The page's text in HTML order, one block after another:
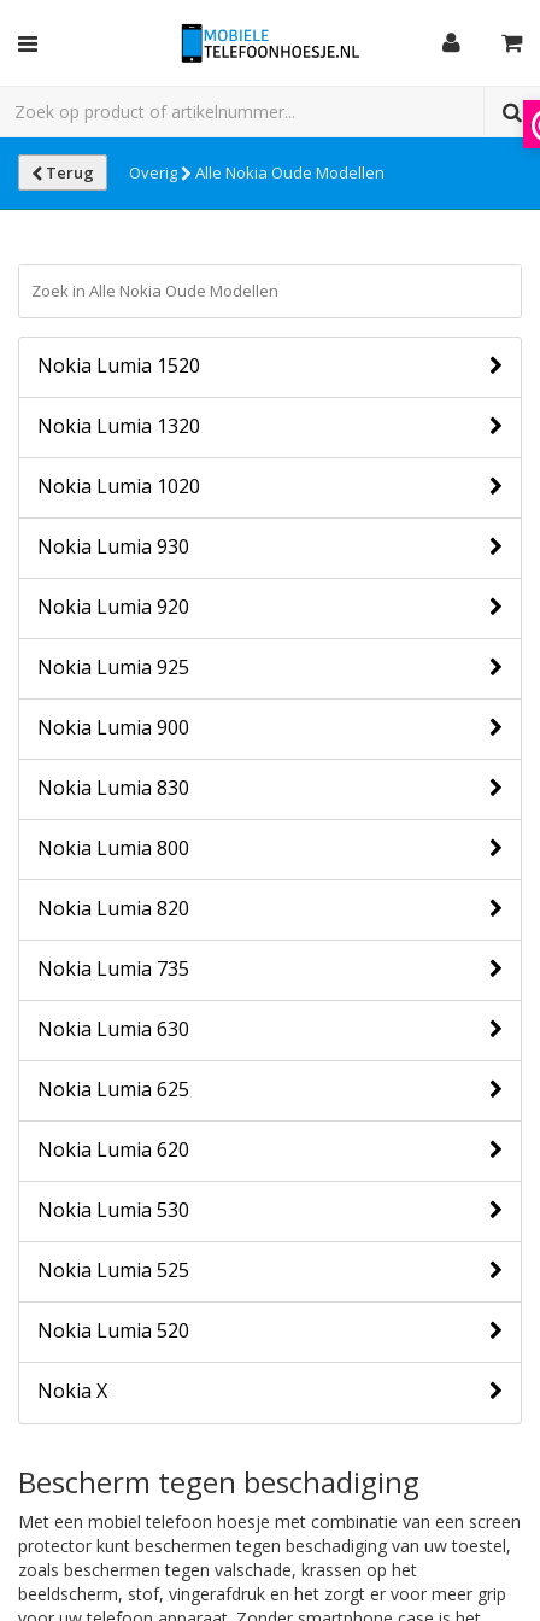
Terug Overig Alle Nokia Oude Modellen
Nokia Lumia 1520
Nokia Lumia 1320
Nokia Lumia 1020
Nokia Lumia 930
Nokia Lumia 920
Nokia Lumia 925
Nokia Lumia 900
Nokia Lumia 830
Nokia Lumia 800
Nokia Lumia 820
Nokia Lumia 735
Nokia Lumia 630
Nokia Lumia 625
Nokia Lumia 620
Nokia Lumia 530
Nokia Lumia 525
Nokia Lumia 520
Nokia X
Bescherm tegen beschadiging
Met een mobiel telefoon hoesje met combinatie van een screen
protector kunt beschermen tegen beschadiging van uw toestel,
zoals beschermen tegen valschade, krassen op het
beeldscherm, stof, vingerafdruk en het zorgt er voor meer grip